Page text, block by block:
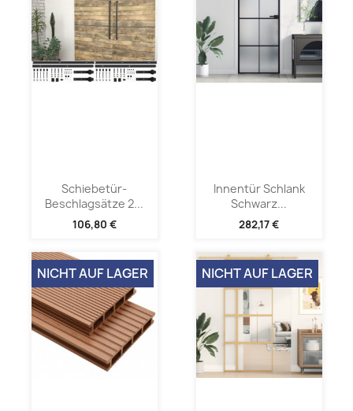
Schiebetür-
Beschlagsätze 2...
106,80 €
Innentür Schlank
Schwarz...
282,17 €
NICHT AUF LAGER NICHT AUF LAGER